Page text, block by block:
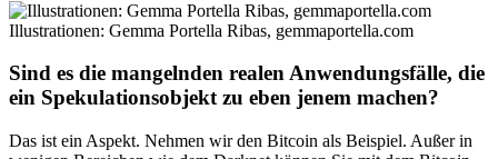
Illustrationen: Gemma Portella Ribas, gemmaportella.com
Sind es die mangelnden realen Anwendungsfälle, die
ein Spekulationsobjekt zu eben jenem machen?
Das ist ein Aspekt. Nehmen wir den Bitcoin als Beispiel. Außer in